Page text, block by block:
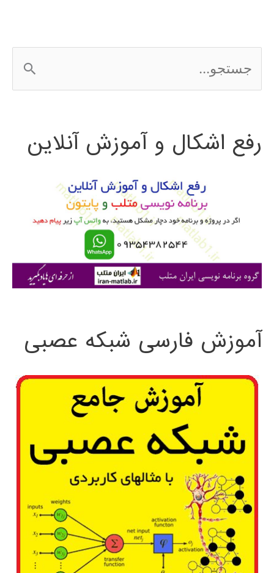
س
ج
ی
رفع اشکال و آموزش آنلاین
آموزش فارسی شبکه عصبی